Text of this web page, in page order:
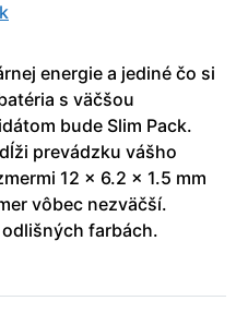
energie a jediné čo si
s väčšou
bude Slim Pack.
prevádzku vášho
12 × 6.2 × 1.5 mm
vôbec nezväčší.
farbách.